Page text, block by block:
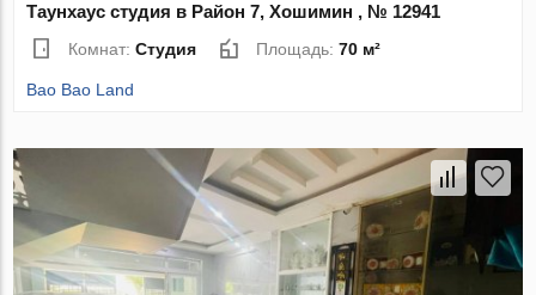
Таунхаус студия в Район 7, Хошимин , № 12941
Комнат:Студия Площадь:70 м²
Bao Bao Land